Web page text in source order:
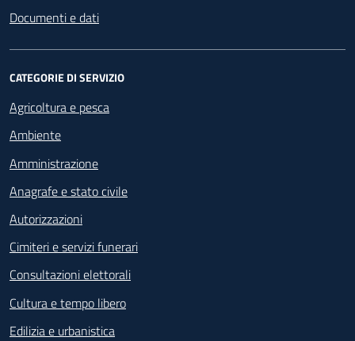
Documenti e dati
CATEGORIE DI SERVIZIO
Agricoltura e pesca
Ambiente
Amministrazione
Anagrafe e stato civile
Autorizzazioni
Cimiteri e servizi funerari
Consultazioni elettorali
Cultura e tempo libero
Edilizia e urbanistica